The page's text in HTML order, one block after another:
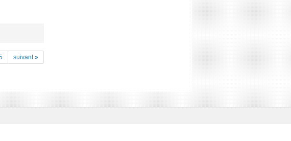
suivant »